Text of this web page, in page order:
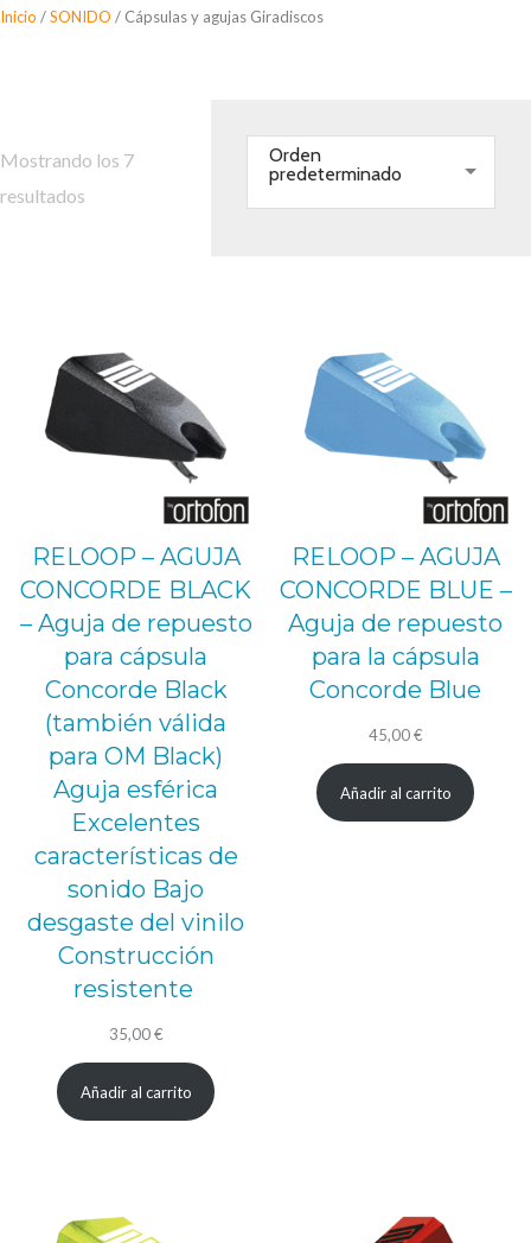
Saltar
Inicio /SONIDO / Cápsulas y agujas Giradiscos
Mostrando los 7
resultados
Orden
predeterminado
RELOOP – AGUJA
CONCORDE BLACK
– Aguja de repuesto
para cápsula
Concorde Black
(también válida
para OM Black)
Aguja esférica
Excelentes
características de
sonido Bajo
desgaste del vinilo
Construcción
resistente 
35,00€
Añadir al carrito
RELOOP – AGUJA
CONCORDE BLUE –
Aguja de repuesto
para la cápsula
Concorde Blue
45,00€
Añadir al carrito